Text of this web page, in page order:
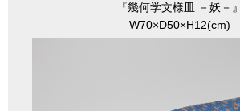
『幾何学文様皿 －妖－』
W70×D50×H12(cm)